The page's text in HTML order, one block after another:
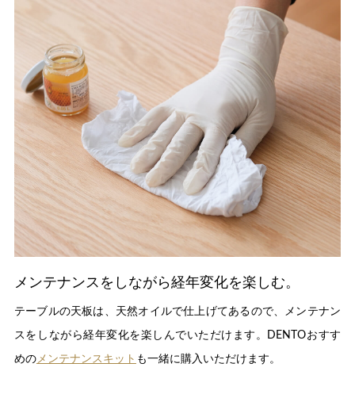
メンテナンスをしながら経年変化を楽しむ。
テーブルの天板は、天然オイルで仕上げてあるので、メンテナン
スをしながら経年変化を楽しんでいただけます。DENTOおすす
めのメンテナンスキット も一緒に購入いただけます。